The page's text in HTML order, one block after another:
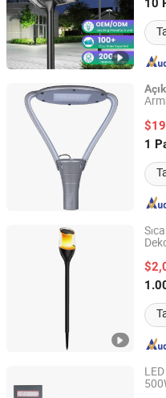
10
Açık
1
Ningbo Die Casting Man
Zhejiang, China
Ningbo Yinzhou
Peony Lighting